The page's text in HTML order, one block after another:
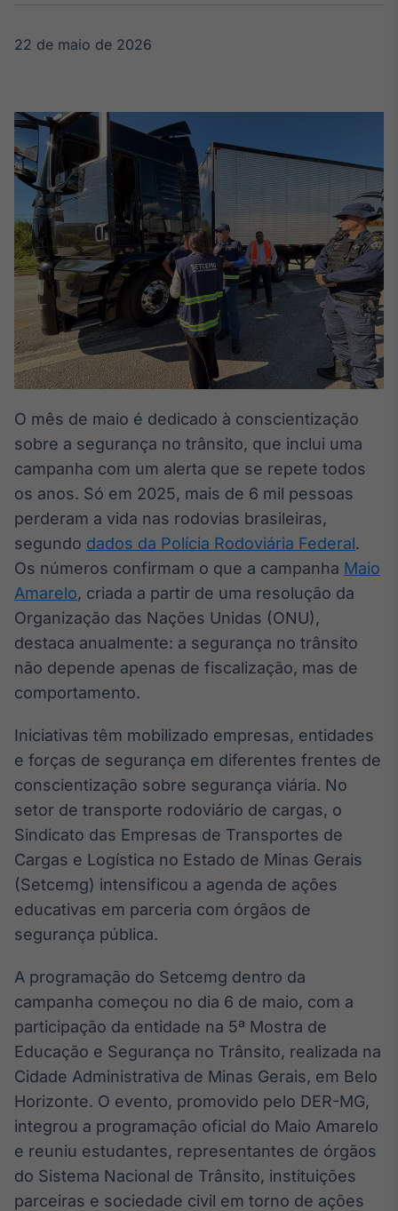
Broadcast
White Label
Plataforma para
conteúdos
personalizados
Soluções de Dados
e Conteúdos
Broadcast
Plataforma para
negociação de
ativos
Broadcast
Datafeed
APIs para
integração de
conteúdos e
dados
Broadcast
Ticker
Cotações e
notícias
Componentes
para conteúdos e
funcionalidades
Broadcast
Wallboard
Conteúdos e
dados para
displays e telas
Broadcast
Curadoria
conteúdos
noticiosos
Soluções de
Tecnologia
Broadcast
Radar
Monitoramento
inteligente de
notícias e
conteúdos
22 de maio de 2026
O mês de maio é dedicado à conscientização
sobre a segurança no trânsito, que inclui uma
campanha com um alerta que se repete todos
os anos. Só em 2025, mais de 6 mil pessoas
perderam a vida nas rodovias brasileiras,
segundo dados da Polícia Rodoviária Federal.
Os números confirmam o que a campanha Maio
Amarelo, criada a partir de uma resolução da
Organização das Nações Unidas (ONU),
destaca anualmente: a segurança no trânsito
não depende apenas de fiscalização, mas de
comportamento.
Iniciativas têm mobilizado empresas, entidades
e forças de segurança em diferentes frentes de
conscientização sobre segurança viária. No
setor de transporte rodoviário de cargas, o
Sindicato das Empresas de Transportes de
Cargas e Logística no Estado de Minas Gerais
(Setcemg) intensificou a agenda de ações
educativas em parceria com órgãos de
segurança pública.
A programação do Setcemg dentro da
campanha começou no dia 6 de maio, com a
participação da entidade na 5ª Mostra de
Educação e Segurança no Trânsito, realizada na
Cidade Administrativa de Minas Gerais, em Belo
Horizonte. O evento, promovido pelo DER-MG,
integrou a programação oficial do Maio Amarelo
e reuniu estudantes, representantes de órgãos
do Sistema Nacional de Trânsito, instituições
parceiras e sociedade civil em torno de ações